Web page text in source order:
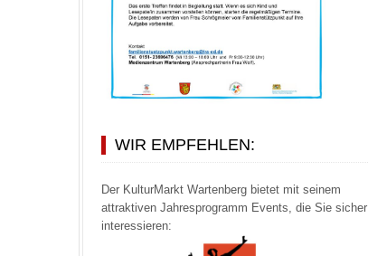
WIR EMPFEHLEN:
Der KulturMarkt Wartenberg bietet mit seinem
attraktiven Jahresprogramm Events, die Sie sicher
interessieren: